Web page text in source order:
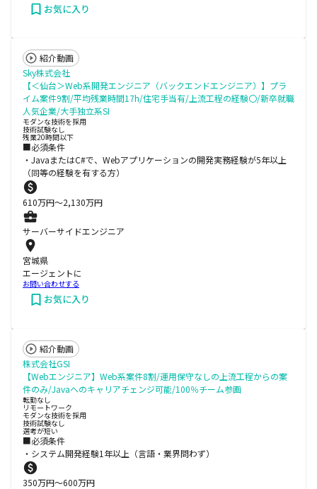
お気に入り
紹介動画
Sky株式会社
【＜仙台＞Web系開発エンジニア（バックエンドエンジニア）】プラ
イム案件9割/平均残業時間17h/住宅手当有/上流工程の経験〇/新卒就職
人気企業/大手独立系SI
モダンな技術を採用
技術試験なし
残業20時間以下
■必須条件
・JavaまたはC#で、Webアプリケーションの開発実務経験が5年以上
（同等の経験を有する方）
610万円〜2,130万円
サーバーサイドエンジニア
宮城県
エージェントに
お問い合わせする
お気に入り
紹介動画
株式会社GSI
【Webエンジニア】Web系案件8割/運用保守なしの上流工程からの案
件のみ/Javaへのキャリアチェンジ可能/100％チーム参画
転勤なし
リモートワーク
モダンな技術を採用
技術試験なし
選考が短い
■必須条件
・システム開発経験1年以上（言語・業界問わず）
350万円〜600万円